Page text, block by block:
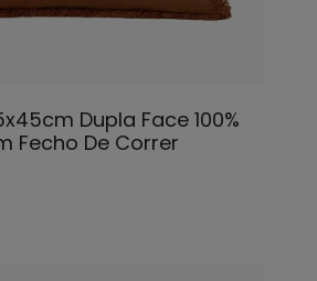
Dupla Face 100%
Fecho De Correr